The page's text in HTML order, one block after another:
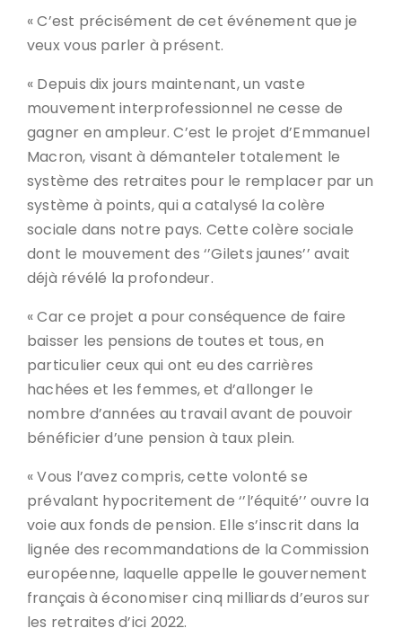
« C’est précisément de cet événement que je
veux vous parler à présent.
« Depuis dix jours maintenant, un vaste
mouvement interprofessionnel ne cesse de
gagner en ampleur. C’est le projet d’Emmanuel
Macron, visant à démanteler totalement le
système des retraites pour le remplacer par un
système à points, qui a catalysé la colère
sociale dans notre pays. Cette colère sociale
dont le mouvement des ‘’Gilets jaunes’’ avait
déjà révélé la profondeur.
« Car ce projet a pour conséquence de faire
baisser les pensions de toutes et tous, en
particulier ceux qui ont eu des carrières
hachées et les femmes, et d’allonger le
nombre d’années au travail avant de pouvoir
bénéficier d’une pension à taux plein.
« Vous l’avez compris, cette volonté se
prévalant hypocritement de ‘’l’équité’’ ouvre la
voie aux fonds de pension. Elle s’inscrit dans la
lignée des recommandations de la Commission
européenne, laquelle appelle le gouvernement
français à économiser cinq milliards d’euros sur
les retraites d’ici 2022.